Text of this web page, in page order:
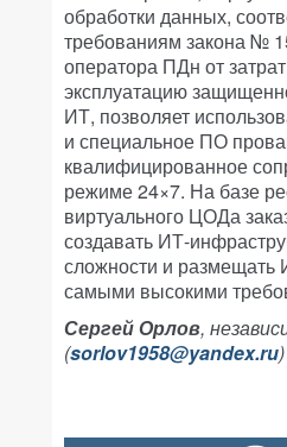
обработки данных,
требованиям закона №
оператора ПДн от
эксплуатацию
ИТ, позволяет
и специальное ПО
квалифицированное
режиме 24×7. На базе
виртуального ЦОДа
создавать ИТ-
сложности и
самыми высокими
Сергей Орлов,
(sorlov1958@yandex.ru)